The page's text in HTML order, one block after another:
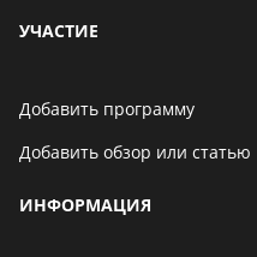
УЧАСТИЕ
Добавить программу
Добавить обзор или статью
ИНФОРМАЦИЯ